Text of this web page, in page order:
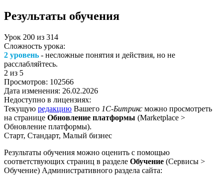
Результаты обучения
Урок 200 из 314
Сложность урока:
2 уровень - несложные понятия и действия, но не
расслабляйтесь.
2 из 5
Просмотров: 102566
Дата изменения: 26.02.2026
Недоступно в лицензиях:
Текущую редакцию Вашего 1С-Битрикс можно просмотреть
на странице Обновление платформы (Marketplace >
Обновление платформы).
Старт, Стандарт, Малый бизнес
Результаты обучения можно оценить с помощью
соответствующих страниц в разделе Обучение (Сервисы >
Обучение) Административного раздела сайта: